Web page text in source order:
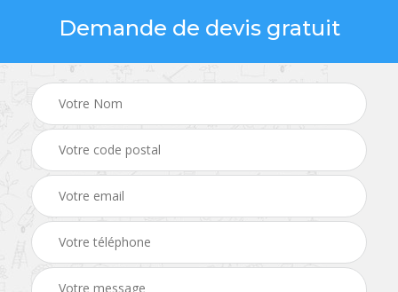
Demande de devis gratuit